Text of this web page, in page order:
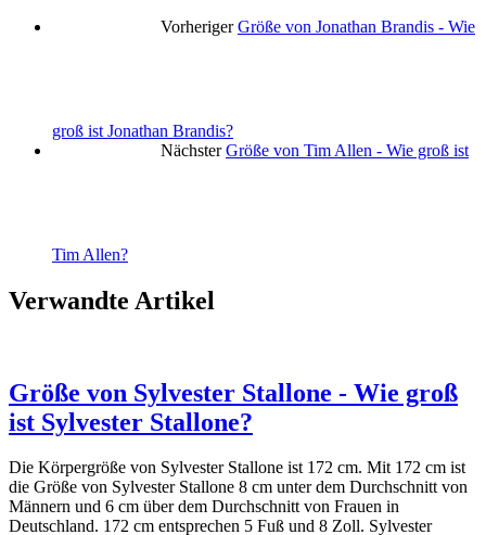
Vorheriger Größe von Jonathan Brandis - Wie
groß ist Jonathan Brandis?
Nächster Größe von Tim Allen - Wie groß ist
Tim Allen?
Verwandte Artikel
Größe von Sylvester Stallone - Wie groß
ist Sylvester Stallone?
Die Körpergröße von Sylvester Stallone ist 172 cm. Mit 172 cm ist
die Größe von Sylvester Stallone 8 cm unter dem Durchschnitt von
Männern und 6 cm über dem Durchschnitt von Frauen in
Deutschland. 172 cm entsprechen 5 Fuß und 8 Zoll. Sylvester